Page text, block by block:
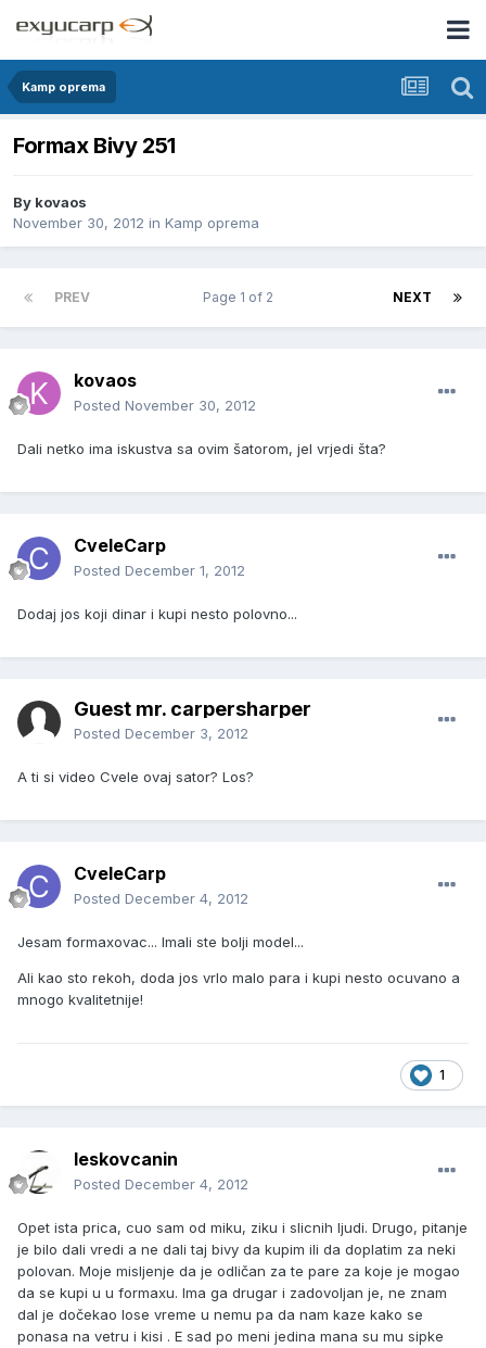
Kamp oprema
Formax Bivy 251
By kovaos
November 30, 2012 in Kamp oprema
PREV NEXT
Page 1 of 2
kovaos
Posted November 30, 2012
Dali netko ima iskustva sa ovim šatorom, jel vrjedi šta?
CveleCarp
Posted December 1, 2012
Dodaj jos koji dinar i kupi nesto polovno...
Guest mr. carpersharper
Posted December 3, 2012
A ti si video Cvele ovaj sator? Los?
CveleCarp
Posted December 4, 2012
Jesam formaxovac... Imali ste bolji model...
Ali kao sto rekoh, doda jos vrlo malo para i kupi nesto ocuvano a
mnogo kvalitetnije!
1
leskovcanin
Posted December 4, 2012
Opet ista prica, cuo sam od miku, ziku i slicnih ljudi. Drugo, pitanje
je bilo dali vredi a ne dali taj bivy da kupim ili da doplatim za neki
polovan. Moje misljenje da je odličan za te pare za koje je mogao
da se kupi u u formaxu. Ima ga drugar i zadovoljan je, ne znam
dal je dočekao lose vreme u nemu pa da nam kaze kako se
ponasa na vetru i kisi . E sad po meni jedina mana su mu sipke